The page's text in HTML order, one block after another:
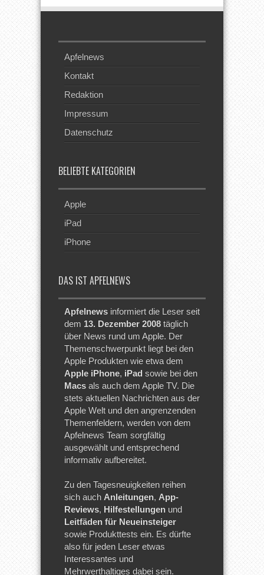
Apfelnews
Kontakt
Redaktion
Impressum
Datenschutz
BELIEBTE KATEGORIEN
Apple
iPad
iPhone
DAS IST APFELNEWS
Apfelnews informiert die Leser seit
dem 13. Dezember 2008 täglich
über News rund um Apple. Der
Themenschwerpunkt liegt bei den
Apple Produkten wie etwa dem
Apple iPhone, iPad sowie bei den
Macs als auch dem Apple TV. Die
stets aktuellen Nachrichten aus der
Apple Welt und den angrenzenden
Themenfeldern, werden von dem
Apfelnews Team sorgfältig
ausgewählt und entsprechend
informativ aufbereitet.
Zu den Tagesneuigkeiten reihen
sich auch Anleitungen, App-
Reviews, Hilfestellungen und
Leitfäden für Neueinsteiger
sowie Produkttests ein. Es dürfte
also für jeden Leser etwas
Interessantes und
Mehrwerthaltiges dabei sein.